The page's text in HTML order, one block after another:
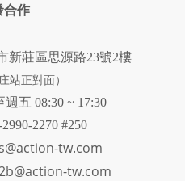
合作
新莊區思源路23號2樓
站正對面）
週五 08:30 ~ 17:30
2270 #250
tw.com
tw.com